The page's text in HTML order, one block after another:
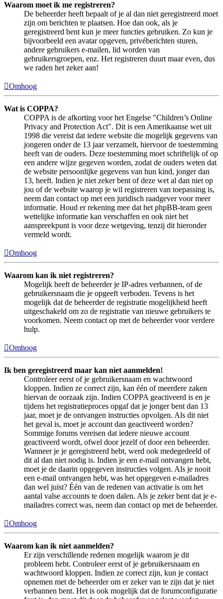
Waarom moet ik me registreren?
De beheerder heeft bepaalt of je al dan niet geregistreerd moet
zijn om berichten te plaatsen. Hoe dan ook, als je
geregistreerd bent kun je meer functies gebruiken. Zo kun je
bijvoorbeeld een avatar opgeven, privéberichten sturen,
andere gebruikers e-mailen, lid worden van
gebruikersgroepen, enz. Het registreren duurt maar even, dus
we raden het zeker aan!
Omhoog
Wat is COPPA?
COPPA is de afkorting voor het Engelse "Children’s Online
Privacy and Protection Act". Dit is een Amerikaanse wet uit
1998 die vereist dat iedere website die mogelijk gegevens van
jongeren onder de 13 jaar verzamelt, hiervoor de toestemming
heeft van de ouders. Deze toestemming moet schriftelijk of op
een andere wijze gegeven worden, zodat de ouders weten dat
de website persoonlijke gegevens van hun kind, jonger dan
13, heeft. Indien je niet zeker bent of deze wet al dan niet op
jou of de website waarop je wil registreren van toepassing is,
neem dan contact op met een juridisch raadgever voor meer
informatie. Houd er rekening mee dat het phpBB-team geen
wettelijke informatie kan verschaffen en ook niet het
aanspreekpunt is voor deze wetgeving, tenzij dit hieronder
vermeld wordt.
Omhoog
Waarom kan ik niet registreren?
Mogelijk heeft de beheerder je IP-adres verbannen, of de
gebruikersnaam die je opgeeft verboden. Tevens is het
mogelijk dat de beheerder de registratie mogelijkheid heeft
uitgeschakeld om zo de registratie van nieuwe gebruikers te
voorkomen. Neem contact op met de beheerder voor verdere
hulp.
Omhoog
Ik ben geregistreerd maar kan niet aanmelden!
Controleer eerst of je gebruikersnaam en wachtwoord
kloppen. Indien ze correct zijn, kan één of meerdere zaken
hiervan de oorzaak zijn. Indien COPPA geactiveerd is en je
tijdens het registratieproces opgaf dat je jonger bent dan 13
jaar, moet je de ontvangen instructies opvolgen. Als dit niet
het geval is, moet je account dan geactiveerd worden?
Sommige forums vereisen dat iedere nieuwe account
geactiveerd wordt, ofwel door jezelf of door een beheerder.
Wanneer je je geregistreerd hebt, werd ook medegedeeld of
dit al dan niet nodig is. Indien je een e-mail ontvangen hebt,
moet je de daarin opgegeven instructies volgen. Als je nooit
een e-mail ontvangen hebt, was het opgegeven e-mailadres
dan wel juist? Één van de redenen van activatie is om het
aantal valse accounts te doen dalen. Als je zeker bent dat je e-
mailadres correct was, neem dan contact op met de beheerder.
Omhoog
Waarom kan ik niet aanmelden?
Er zijn verschillende redenen mogelijk waarom je dit
probleem hebt. Controleer eerst of je gebruikersnaam en
wachtwoord kloppen. Indien ze correct zijn, kun je contact
opnemen met de beheerder om er zeker van te zijn dat je niet
verbannen bent. Het is ook mogelijk dat de forumconfiguratie